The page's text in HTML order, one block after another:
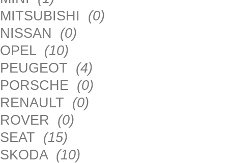
MITSUBISHI (0)
NISSAN (0)
OPEL (10)
PEUGEOT (4)
PORSCHE (0)
RENAULT (0)
ROVER (0)
SEAT (15)
SKODA (10)